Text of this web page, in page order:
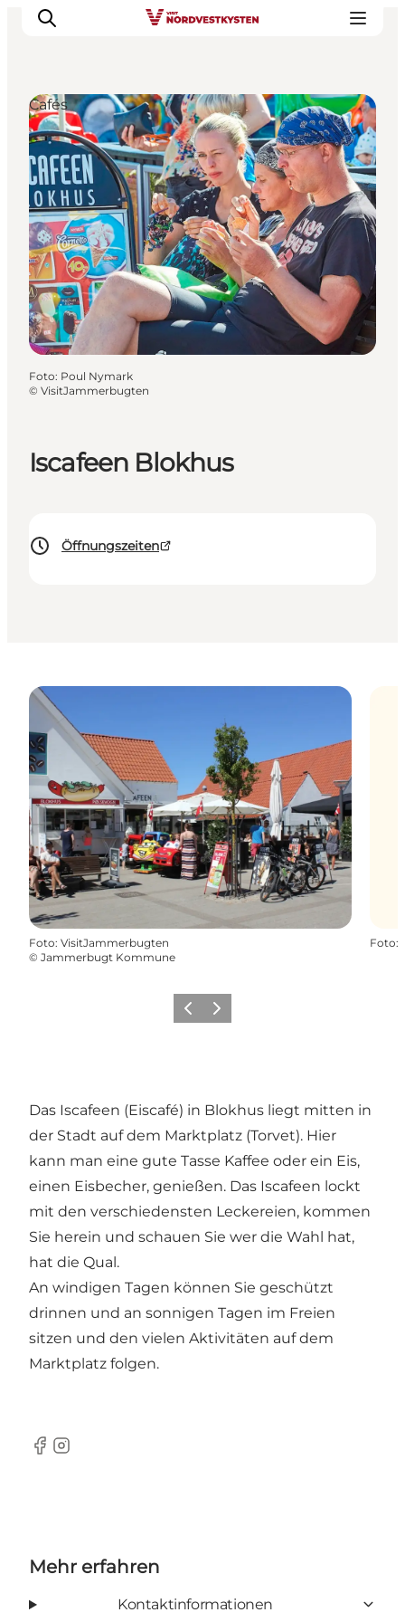
Urlaubsorte
Inspiration
Events
Unterkunft
Mach deine Urlaubsplanung
Iscafeen Blokhus
Öffnungszeiten
Cafés
Foto: Poul Nymark
© VisitJammerbugten
Foto: VisitJammerbugten
© Jammerbugt Kommune
Foto:
ZurückWeiter
Das Iscafeen (Eiscafé) in Blokhus liegt mitten in
der Stadt auf dem Marktplatz (Torvet). Hier
kann man eine gute Tasse Kaffee oder ein Eis,
einen Eisbecher, genießen. Das Iscafeen lockt
mit den verschiedensten Leckereien, kommen
Sie herein und schauen Sie wer die Wahl hat,
hat die Qual.
An windigen Tagen können Sie geschützt
drinnen und an sonnigen Tagen im Freien
sitzen und den vielen Aktivitäten auf dem
Marktplatz folgen.
Facebook
Instagram
Mehr erfahren
Kontaktinformationen